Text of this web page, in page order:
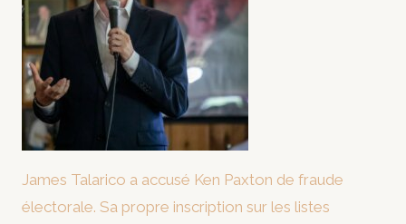
James Talarico a accusé Ken Paxton de fraude
électorale. Sa propre inscription sur les listes